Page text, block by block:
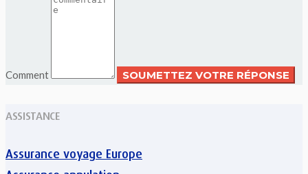
Comment
ASSISTANCE
Assurance voyage Europe